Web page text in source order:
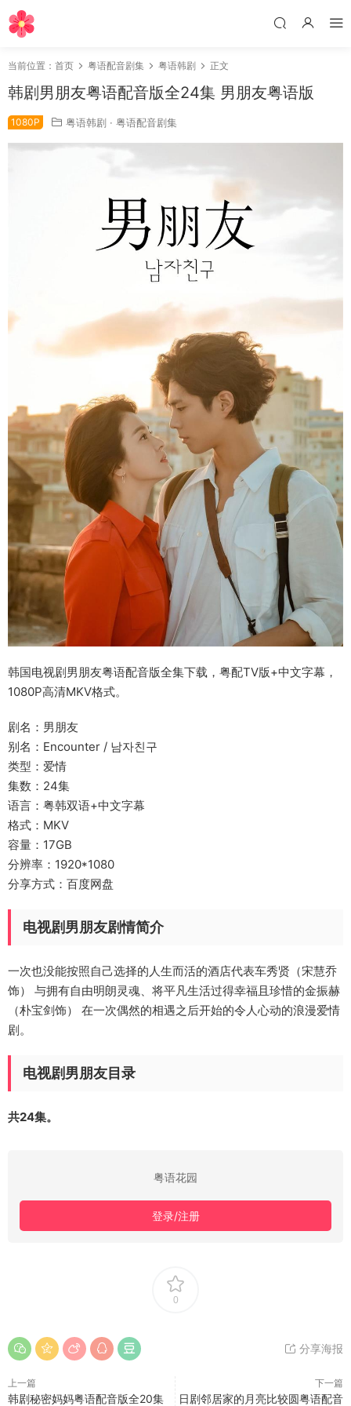
当前位置： 首页 粤语配音剧集 粤语韩剧 正文
韩剧男朋友粤语配音版全24集 男朋友粤语版
1080P 粤语韩剧 · 粤语配音剧集
韩国电视剧男朋友粤语配音版全集下载，粤配TV版+中文字幕，
1080P高清MKV格式。
剧名：男朋友
别名：Encounter / 남자친구
类型：爱情
集数：24集
语言：粤韩双语+中文字幕
格式：MKV
容量：17GB
分辨率：1920*1080
分享方式：百度网盘
电视剧男朋友剧情简介
一次也没能按照自己选择的人生而活的酒店代表车秀贤（宋慧乔
饰） 与拥有自由明朗灵魂、将平凡生活过得幸福且珍惜的金振赫
（朴宝剑饰） 在一次偶然的相遇之后开始的令人心动的浪漫爱情
剧。
电视剧男朋友目录
共24集。
粤语花园
登录/注册
0
分享海报
上一篇
韩剧秘密妈妈粤语配音版全20集
下一篇
日剧邻居家的月亮比较圆粤语配音